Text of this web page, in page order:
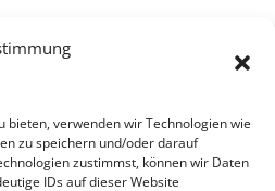
bieten, verwenden wir Technologien wie
zu speichern und/oder darauf
zustimmst, können wir Daten
IDs auf dieser Website
e.V.